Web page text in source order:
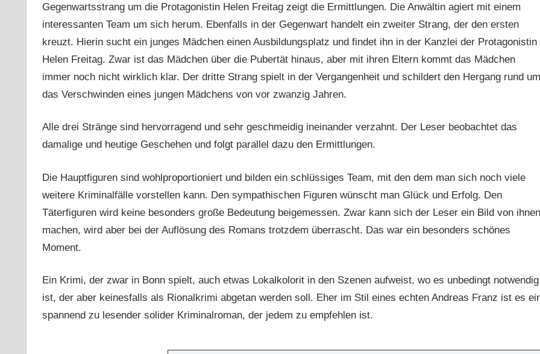
Gegenwartsstrang um die Protagonistin Helen Freitag zeigt die Ermittlungen. Die Anwältin agiert mit einem
interessanten Team um sich herum. Ebenfalls in der Gegenwart handelt ein zweiter Strang, der den ersten
kreuzt. Hierin sucht ein junges Mädchen einen Ausbildungsplatz und findet ihn in der Kanzlei der Protagonistin
Helen Freitag. Zwar ist das Mädchen über die Pubertät hinaus, aber mit ihren Eltern kommt das Mädchen
immer noch nicht wirklich klar. Der dritte Strang spielt in der Vergangenheit und schildert den Hergang rund um
das Verschwinden eines jungen Mädchens von vor zwanzig Jahren.
Alle drei Stränge sind hervorragend und sehr geschmeidig ineinander verzahnt. Der Leser beobachtet das
damalige und heutige Geschehen und folgt parallel dazu den Ermittlungen.
Die Hauptfiguren sind wohlproportioniert und bilden ein schlüssiges Team, mit den dem man sich noch viele
weitere Kriminalfälle vorstellen kann. Den sympathischen Figuren wünscht man Glück und Erfolg. Den
Täterfiguren wird keine besonders große Bedeutung beigemessen. Zwar kann sich der Leser ein Bild von ihnen
machen, wird aber bei der Auflösung des Romans trotzdem überrascht. Das war ein besonders schönes
Moment.
Ein Krimi, der zwar in Bonn spielt, auch etwas Lokalkolorit in den Szenen aufweist, wo es unbedingt notwendig
ist, der aber keinesfalls als Rionalkrimi abgetan werden soll. Eher im Stil eines echten Andreas Franz ist es
spannend zu lesender solider Kriminalroman, der jedem zu empfehlen ist.